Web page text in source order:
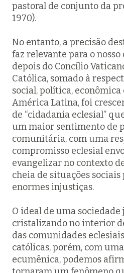
pastoral de conjunto da
1970).
No entanto, a precisão
faz relevante para o
depois do Concílio
Católica, somado à
social, política,
América Latina, foi
de “cidadania eclesial”
um maior sentimento de
comunitária, com uma
compromisso eclesial
evangelizar no contexto
cheia de situações
enormes injustiças.
O ideal de uma
cristalizando no interior
das comunidades
católicas, porém, com
ecumênica, podemos